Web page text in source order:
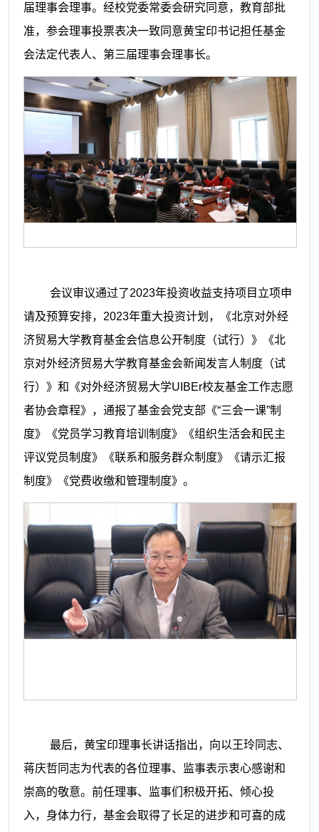
届理事会理事。经校党委常委会研究同意，教育部批
准，参会理事投票表决一致同意黄宝印书记担任基金
会法定代表人、第三届理事会理事长。
会议审议通过了2023年投资收益支持项目立项申
请及预算安排，2023年重大投资计划，《北京对外经
济贸易大学教育基金会信息公开制度（试行）》《北
京对外经济贸易大学教育基金会新闻发言人制度（试
行）》和《对外经济贸易大学UIBEr校友基金工作志愿
者协会章程》，通报了基金会党支部《“三会一课”制
度》《党员学习教育培训制度》《组织生活会和民主
评议党员制度》《联系和服务群众制度》《请示汇报
制度》《党费收缴和管理制度》。
最后， 黄宝印理事长讲话指出，向以王玲同志、
蒋庆哲同志为代表的各位理事、监事表示衷心感谢和
崇高的敬意。前任理事、监事们积极开拓、倾心投
入，身体力行，基金会取得了长足的进步和可喜的成